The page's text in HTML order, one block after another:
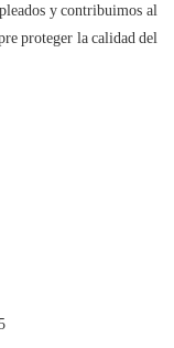
y contribuimos al
proteger la calidad del